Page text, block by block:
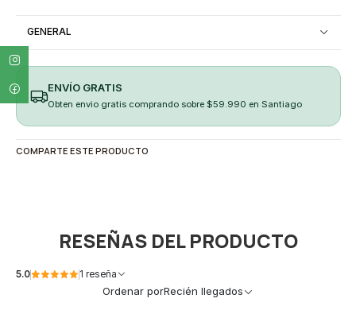
GENERAL
ENVÍO GRATIS
Obten envio gratis comprando sobre $59.990 en Santiago
COMPARTE ESTE PRODUCTO
RESEÑAS DEL PRODUCTO
5.0 1 reseña
Ordenar porRecién llegados